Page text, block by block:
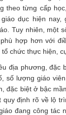
theo từng cấp
dục hiện nay,
Tuy nhiên, một
hợp hơn với
chức thực hiện,
địa phương, đặc
số lượng giáo
đặc biệt ở bậc
quy định rõ về lộ
đang công tác